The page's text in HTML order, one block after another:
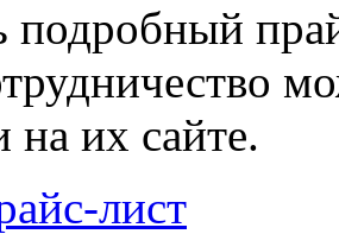
подробный
на их сайте.
лист